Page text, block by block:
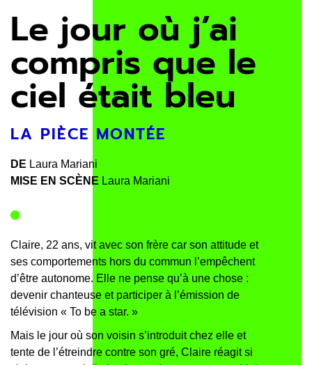
Le jour où j’ai
compris que le
ciel était bleu
LA PIÈCE MONTÉE
DE Laura Mariani
MISE EN SCÈNE Laura Mariani
Claire, 22 ans, vit avec son frère car son attitude et
ses comportements hors du commun l’empêchent
d’être autonome. Elle ne pense qu’à une chose :
devenir chanteuse et participer à l’émission de
télévision « To be a star. »
Mais le jour où son voisin s’introduit chez elle et
tente de l’étreindre contre son gré, Claire réagit si